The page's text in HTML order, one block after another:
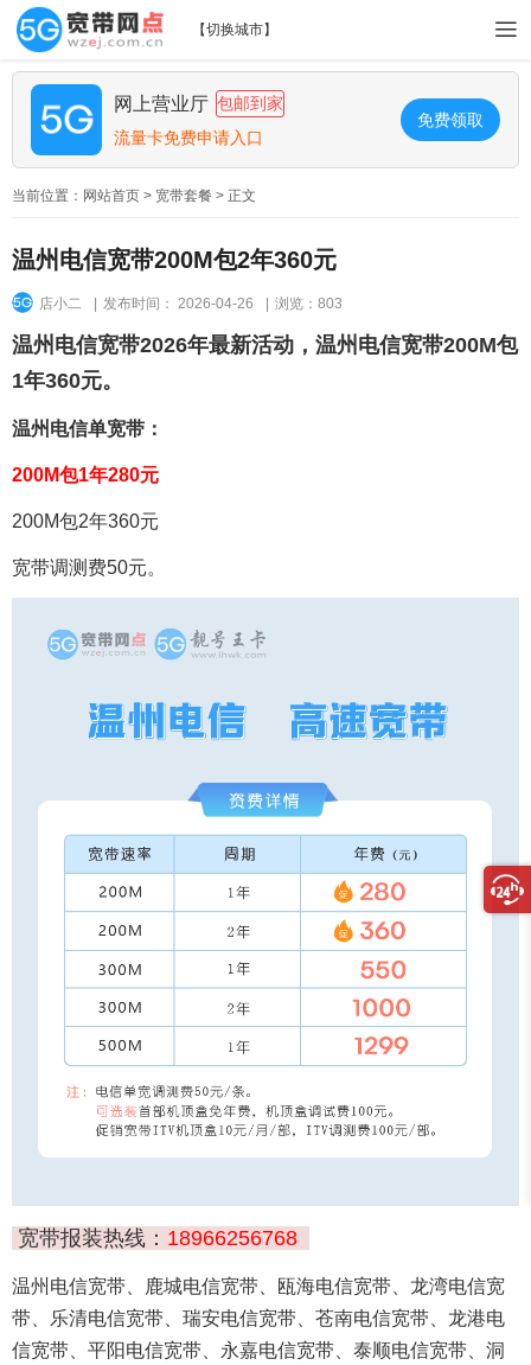
【切换城市】
网上营业厅 包邮到家
流量卡免费申请入口
免费领取
当前位置： 网站首页 > 宽带套餐 > 正文
温州电信宽带200M包2年360元
店小二 发布时间： 2026-04-26 浏览：803
温州电信宽带2026年最新活动，温州电信宽带200M包
1年360元。
温州电信单宽带：
200M包1年280元
200M包2年360元
宽带调测费50元。
宽带报装热线： 18966256768
温州电信宽带、鹿城电信宽带、瓯海电信宽带、龙湾电信宽
带、乐清电信宽带、瑞安电信宽带、苍南电信宽带、龙港电
信宽带、平阳电信宽带、永嘉电信宽带、泰顺电信宽带、洞